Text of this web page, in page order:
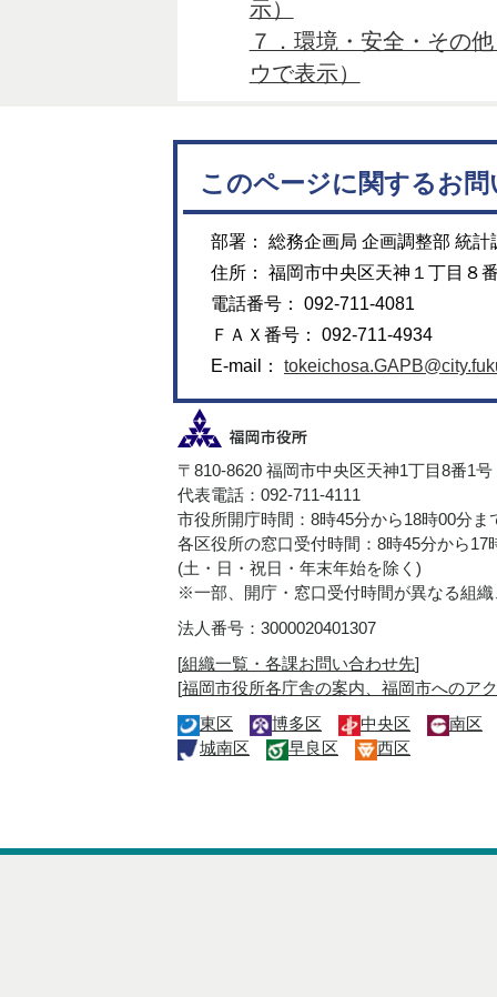
示）
７．環境・安全・その
ウで表示）
このページに関するお問
部署： 総務企画局 企画調整部 統計
住所： 福岡市中央区天神１丁目８
電話番号： 092-711-4081
ＦＡＸ番号： 092-711-4934
E-mail：
〒810-8620 福岡市中央区天神1丁目8番1号
代表電話：092-711-4111
市役所開庁時間：8時45分から18時00分ま
各区役所の窓口受付時間：8時45分から17
(土・日・祝日・年末年始を除く)
※一部、開庁・窓口受付時間が異なる組
法人番号：3000020401307
[組織一覧・各課お問い合わせ先]
[福岡市役所各庁舎の案内、福岡市へのア
東区
博多区 中央区
南区
城南区
早良区 西区